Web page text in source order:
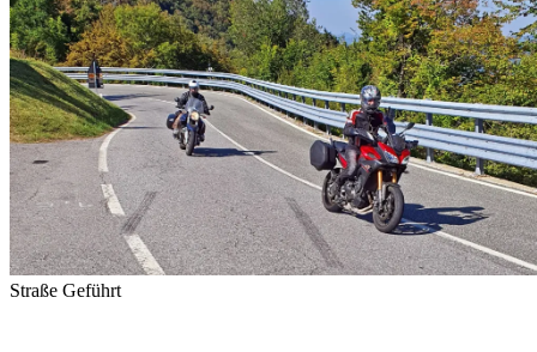
Straße Geführt